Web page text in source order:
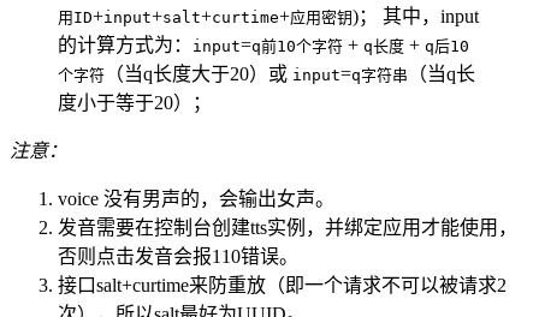
用ID+input+salt+curtime+应用密钥)； 其中，input
的计算方式为：
input=q前10个字符 + q长度 + q后10
个字符 （当q长度大于20）或 input=q字符串
（当q长
度小于等于20）；
注意：
voice 没有男声的，会输出女声。
发音需要在控制台创建tts实例，并绑定应用才能使用，
否则点击发音会报110错误。
接口salt+curtime来防重放（即一个请求不可以被请求2